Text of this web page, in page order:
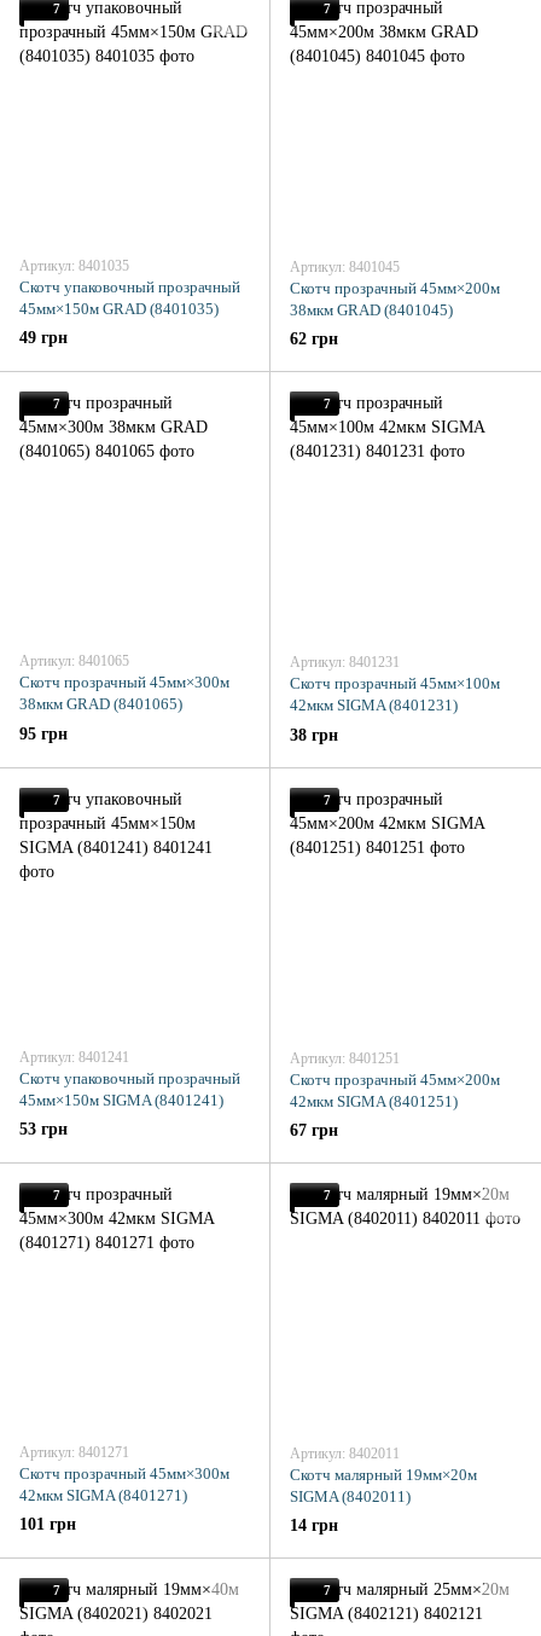
7
Артикул: 8401035
Скотч упаковочный прозрачный
45мм×150м GRAD (8401035)
49 грн
7
Артикул: 8401045
Скотч прозрачный 45мм×200м
38мкм GRAD (8401045)
62 грн
7
Артикул: 8401065
Скотч прозрачный 45мм×300м
38мкм GRAD (8401065)
95 грн
7
Артикул: 8401231
Скотч прозрачный 45мм×100м
42мкм SIGMA (8401231)
38 грн
7
Артикул: 8401241
Скотч упаковочный прозрачный
45мм×150м SIGMA (8401241)
53 грн
7
Артикул: 8401251
Скотч прозрачный 45мм×200м
42мкм SIGMA (8401251)
67 грн
7
Артикул: 8401271
Скотч прозрачный 45мм×300м
42мкм SIGMA (8401271)
101 грн
7
Артикул: 8402011
Скотч малярный 19мм×20м
SIGMA (8402011)
14 грн
7 7